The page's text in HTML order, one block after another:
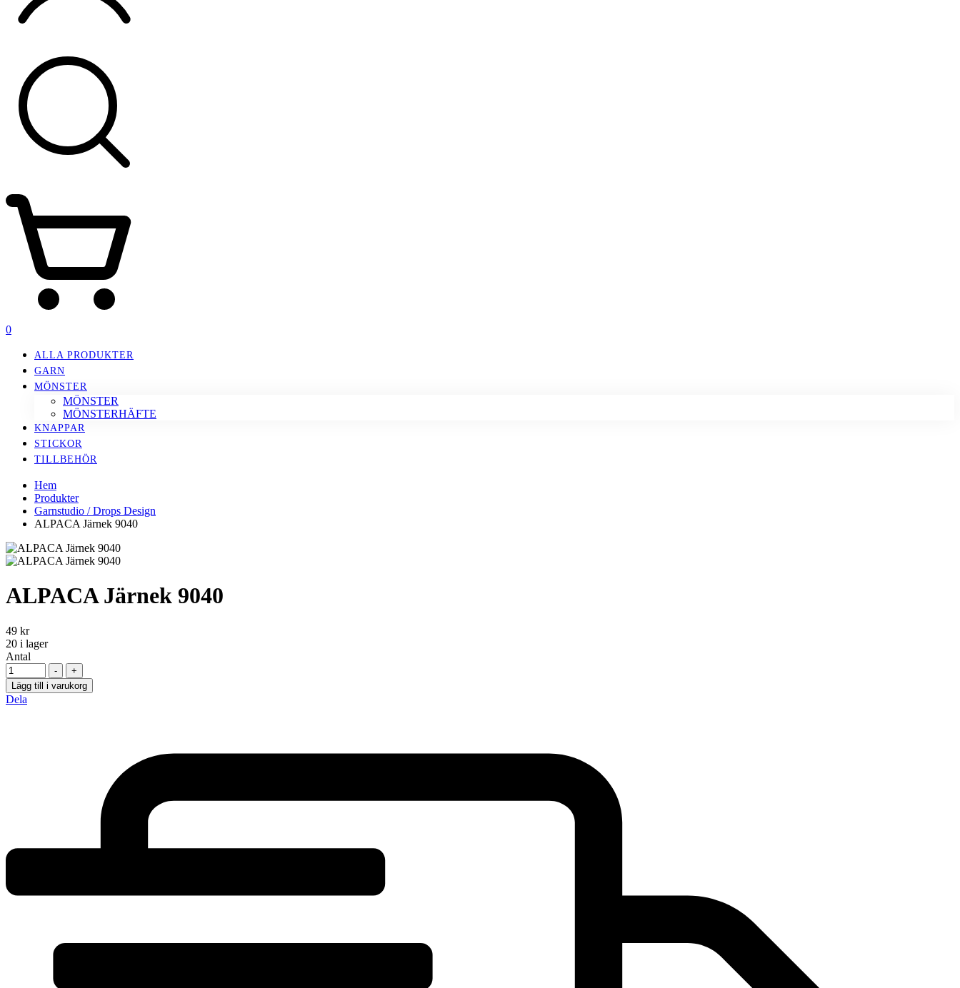
0
ALLA PRODUKTER
GARN
MÖNSTER
MÖNSTER
MÖNSTERHÄFTE
KNAPPAR
STICKOR
TILLBEHÖR
Hem
Produkter
Garnstudio / Drops Design
ALPACA Järnek 9040
ALPACA Järnek 9040
49 kr
20 i lager
Antal
-
+
Lägg till i varukorg
Dela